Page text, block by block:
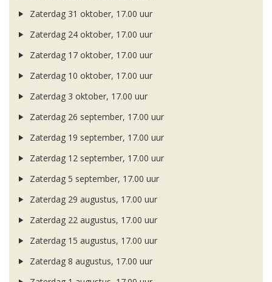
Zaterdag 31 oktober, 17.00 uur
Zaterdag 24 oktober, 17.00 uur
Zaterdag 17 oktober, 17.00 uur
Zaterdag 10 oktober, 17.00 uur
Zaterdag 3 oktober, 17.00 uur
Zaterdag 26 september, 17.00 uur
Zaterdag 19 september, 17.00 uur
Zaterdag 12 september, 17.00 uur
Zaterdag 5 september, 17.00 uur
Zaterdag 29 augustus, 17.00 uur
Zaterdag 22 augustus, 17.00 uur
Zaterdag 15 augustus, 17.00 uur
Zaterdag 8 augustus, 17.00 uur